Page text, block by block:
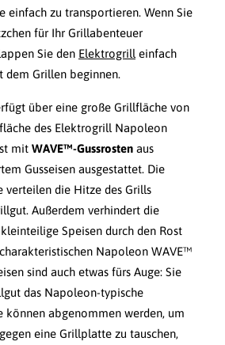
einfach zu transportieren. Wenn Sie
für Ihr Grillabenteuer
Sie den Elektrogrill einfach
dem Grillen beginnen.
über eine große Grillfläche von
des Elektrogrill Napoleon
mit WAVE™-Gussrosten aus
Gusseisen ausgestattet. Die
verteilen die Hitze des Grills
Außerdem verhindert die
Speisen durch den Rost
Napoleon WAVE™
sind auch etwas fürs Auge: Sie
das Napoleon-typische
können abgenommen werden, um
eine Grillplatte zu tauschen,